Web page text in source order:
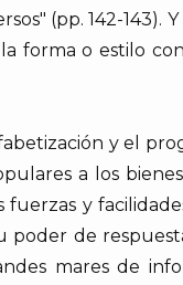
(pp. 142-143).
forma o estilo
y el
a los
y
poder de
mares de